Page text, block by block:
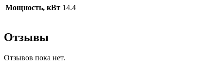
Мощность, кВт 14.4
Отзывы
Отзывов пока нет.